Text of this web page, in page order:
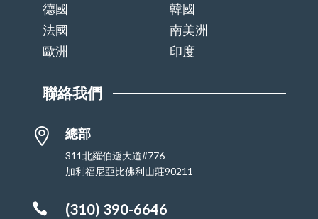
德國
韓國
法國
南美洲
歐洲
印度
聯絡我們
 總部
311北羅伯遜大道#776
加利福尼亞比佛利山莊90211
 (310) 390-6646